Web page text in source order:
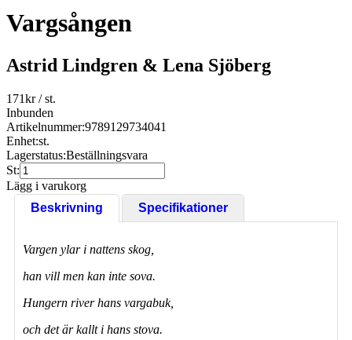
Vargsången
Astrid Lindgren & Lena Sjöberg
171kr/ st.
Inbunden
Artikelnummer:9789129734041
Enhet:st.
Lagerstatus:Beställningsvara
St:
Lägg i varukorg
Beskrivning
Specifikationer
Vargen ylar i nattens skog,
han vill men kan inte sova.
Hungern river hans vargabuk,
och det är kallt i hans stova.